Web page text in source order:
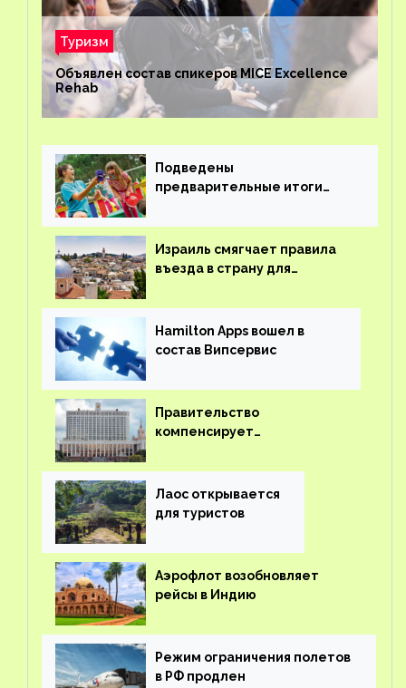
Туризм
Объявлен состав спикеров MICE Excellence
Rehab
Подведены
предварительные итоги
Израиль смягчает правила
въезда в страну для
Hamilton Apps вошел в
состав Випсервис
Правительство
компенсирует
вывоз россиян из-за рубежа
Лаос открывается
для туристов
Аэрофлот возобновляет
рейсы в Индию
Режим ограничения полетов
в РФ продлен